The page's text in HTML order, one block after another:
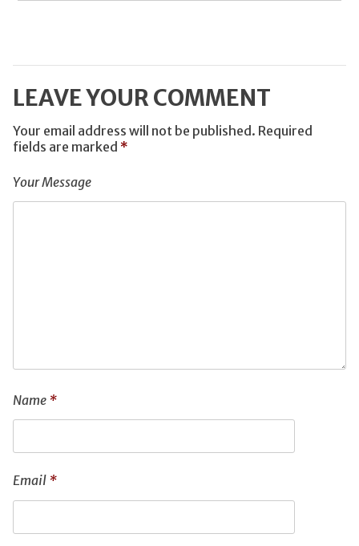
LEAVE YOUR COMMENT
Your email address will not be published. Required
fields are marked *
Your Message
Name *
Email *